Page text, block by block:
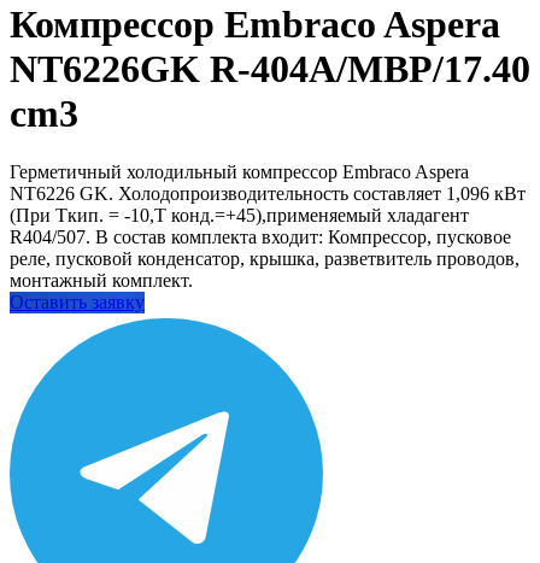
Компрессор Embraco Aspera
NT6226GK R-404A/MBP/17.40
cm3
Герметичный холодильный компрессор Embraco Aspera
NT6226 GK. Холодопроизводительность составляет 1,096 кВт
(При Ткип. = -10,Т конд.=+45),применяемый хладагент
R404/507. В состав комплекта входит: Компрессор, пусковое
реле, пусковой конденсатор, крышка, разветвитель проводов,
монтажный комплект.
Оставить заявку